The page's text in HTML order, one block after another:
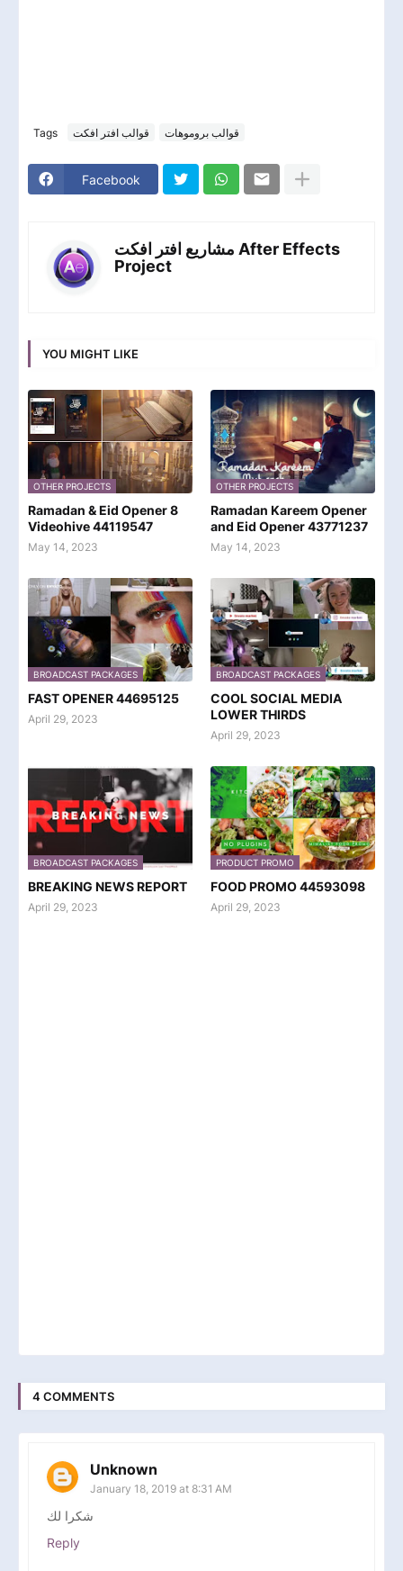
Tags قوالب افتر افكت قوالب بروموهات
Facebook
مشاريع افتر افكت After Effects
Project
YOU MIGHT LIKE
OTHER PROJECTS
Ramadan & Eid Opener 8
Videohive 44119547
May 14, 2023
OTHER PROJECTS
Ramadan Kareem Opener
and Eid Opener 43771237
May 14, 2023
BROADCAST PACKAGES
FAST OPENER 44695125
April 29, 2023
BROADCAST PACKAGES
COOL SOCIAL MEDIA
LOWER THIRDS
April 29, 2023
BROADCAST PACKAGES
BREAKING NEWS REPORT
April 29, 2023
PRODUCT PROMO
FOOD PROMO 44593098
April 29, 2023
4 COMMENTS
Unknown
January 18, 2019 at 8:31 AM
شكرا لك
Reply